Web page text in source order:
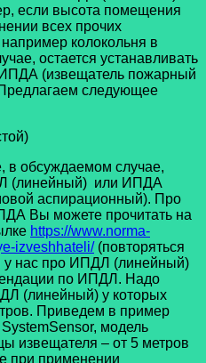
если высота помещения
всех прочих
колокольня в
остается устанавливать
(извещатель пожарный
следующее
обсуждаемом случае,
(линейный) или ИПДА
аспирационный). Про
Вы можете прочитать на
https://www.norma-
izveshhateli/(повторяться
у нас про ИПДЛ (линейный)
по ИПДЛ. Надо
(линейный) у которых
Приведем в пример
модель
извещателя – от 5 метров
при применении